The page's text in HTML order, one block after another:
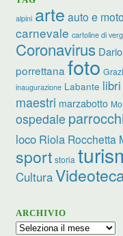
alpini arte auto e
carnevale cartoline di
Coronavirus
porrettana foto
inaugurazione Labante libri
maestri marzabotto
ospedale
loco Riola Rocchetta
sport storia
Cultura
ARCHIVIO
Archivio